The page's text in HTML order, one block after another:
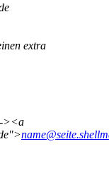
extra
><a